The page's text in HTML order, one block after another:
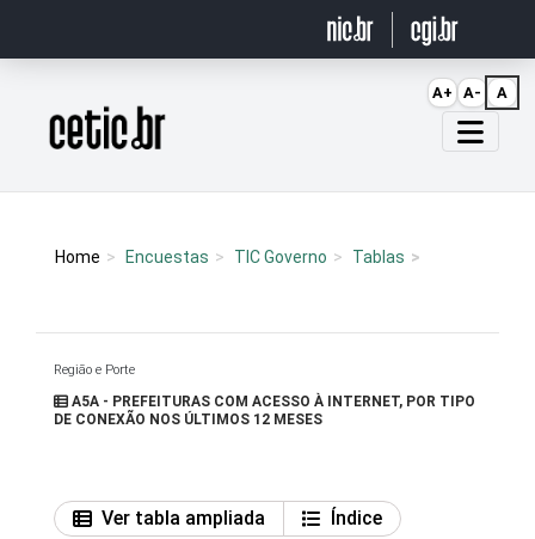
Página inicial
Home Encuestas TIC Governo Tablas
Região e Porte
A5A - PREFEITURAS COM ACESSO À INTERNET, POR TIPO
DE CONEXÃO NOS ÚLTIMOS 12 MESES
Ver tabla ampliada
Índice
A+ A- A